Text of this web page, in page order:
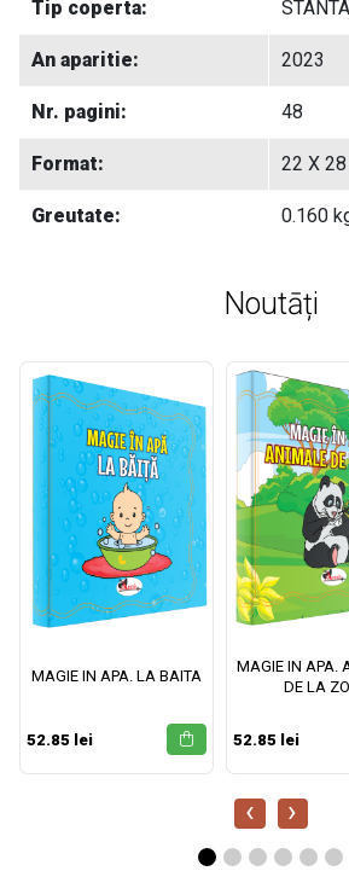
Tip coperta:
An aparitie: 2023
Nr. pagini: 48
Format: 22 X
Greutate: 0.160
Noutāți
MAGIE IN APA. LA BAITA
52.85 lei
MAGIE IN APA.
DE LA
52.85 lei
‹ ›